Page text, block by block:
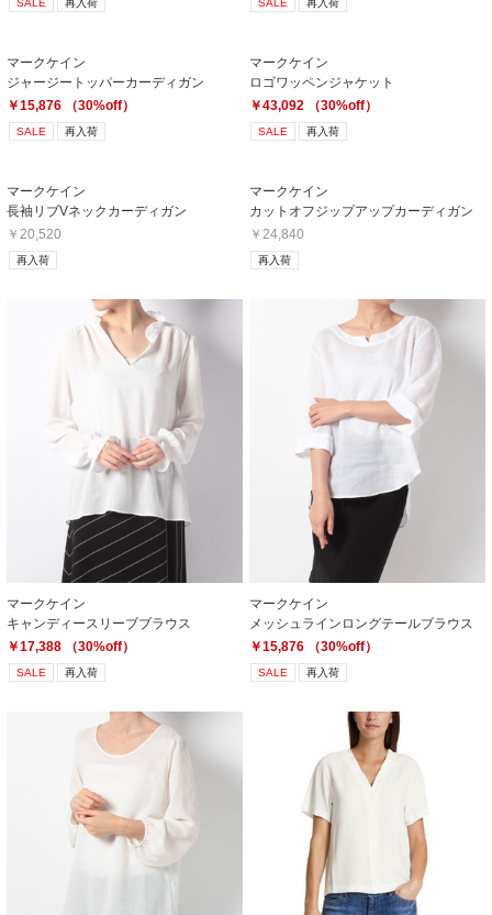
SALE 再入荷 SALE 再入荷
マークケイン
ジャージートッパーカーディガン
￥15,876 （30%off）
SALE 再入荷
マークケイン
ロゴワッペンジャケット
￥43,092 （30%off）
SALE 再入荷
マークケイン
長袖リブVネックカーディガン
￥20,520
再入荷
マークケイン
カットオフジップアップカーディガン
￥24,840
再入荷
マークケイン
キャンディースリーブブラウス
￥17,388 （30%off）
SALE 再入荷
マークケイン
メッシュラインロングテールブラウス
￥15,876 （30%off）
SALE 再入荷